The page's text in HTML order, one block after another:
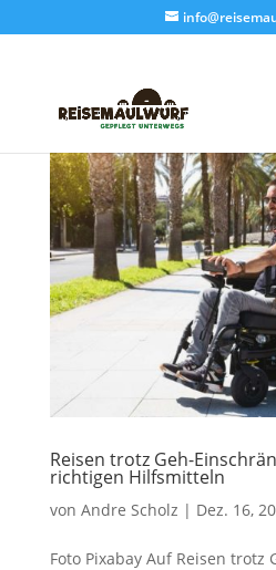
Reisen trotz Geh-
richtigen Hilfsmitteln
von Andre Scholz | Dez. 16,
Foto Pixabay Auf Reisen trotz